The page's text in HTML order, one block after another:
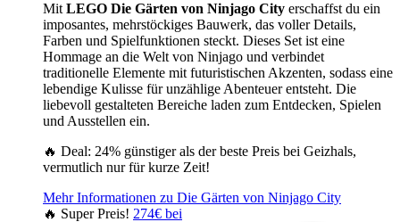
Mit LEGO Die Gärten von Ninjago City erschaffst du ein
imposantes, mehrstöckiges Bauwerk, das voller Details,
Farben und Spielfunktionen steckt. Dieses Set ist eine
Hommage an die Welt von Ninjago und verbindet
traditionelle Elemente mit futuristischen Akzenten, sodass eine
lebendige Kulisse für unzählige Abenteuer entsteht. Die
liebevoll gestalteten Bereiche laden zum Entdecken, Spielen
und Ausstellen ein.
🔥 Deal: 24% günstiger als der beste Preis bei Geizhals,
vermutlich nur für kurze Zeit!
Mehr Informationen zu Die Gärten von Ninjago City
🔥 Super Preis! 274€ bei